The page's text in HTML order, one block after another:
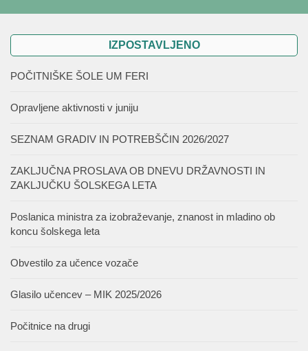
IZPOSTAVLJENO
POČITNIŠKE ŠOLE UM FERI
Opravljene aktivnosti v juniju
SEZNAM GRADIV IN POTREBŠČIN 2026/2027
ZAKLJUČNA PROSLAVA OB DNEVU DRŽAVNOSTI IN
ZAKLJUČKU ŠOLSKEGA LETA
Poslanica ministra za izobraževanje, znanost in mladino ob
koncu šolskega leta
Obvestilo za učence vozače
Glasilo učencev – MIK 2025/2026
Počitnice na drugi